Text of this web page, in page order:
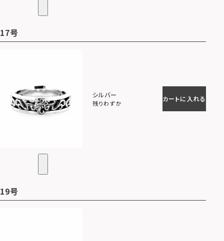
17号
シルバー
残りわずか
カートに入れる
19号